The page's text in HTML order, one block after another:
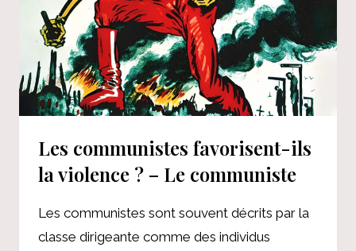
Les communistes favorisent-ils
la violence ? – Le communiste
Les communistes sont souvent décrits par la
classe dirigeante comme des individus